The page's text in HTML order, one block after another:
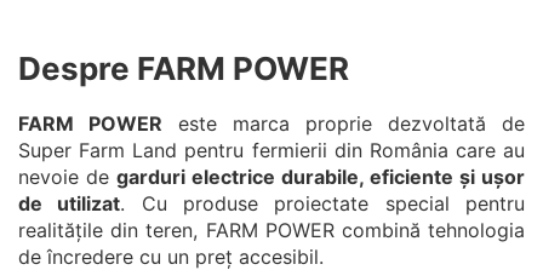
Despre FARM POWER
FARM POWER este marca proprie dezvoltată de
Super Farm Land pentru fermierii din România care au
nevoie de garduri electrice durabile, eficiente și ușor
de utilizat. Cu produse proiectate special pentru
realitățile din teren, FARM POWER combină tehnologia
de încredere cu un preț accesibil.